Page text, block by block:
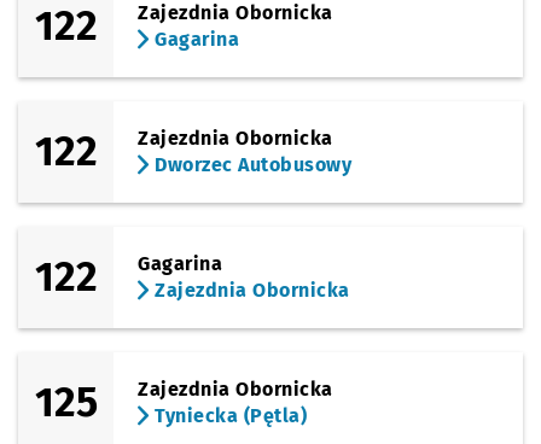
122
Zajezdnia Obornicka
Gagarina
122
Zajezdnia Obornicka
Dworzec Autobusowy
122
Gagarina
Zajezdnia Obornicka
125
Zajezdnia Obornicka
Tyniecka (Pętla)